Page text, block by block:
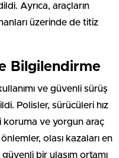
Ayrıca, araçların
üzerinde de titiz
Bilgilendirme
ve güvenli sürüş
Polisler, sürücüleri hız
koruma ve yorgun araç
olası kazaları en
bir ulaşım ortamı